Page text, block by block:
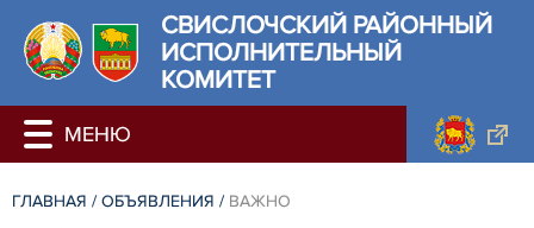
СВИСЛОЧСКИЙ РАЙОННЫЙ
ИСПОЛНИТЕЛЬНЫЙ
КОМИТЕТ
ГЛАВНАЯ / ОБЪЯВЛЕНИЯ / ВАЖНО